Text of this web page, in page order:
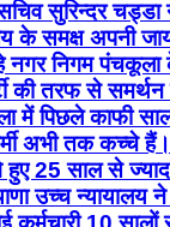
सचिव सुरिन्दर
के समक्ष अपनी
नगर निगम पंचकूला
की तरफ से
में पिछले काफी
अभी तक कच्चे
हुए 25 साल से
उच्च न्यायालय